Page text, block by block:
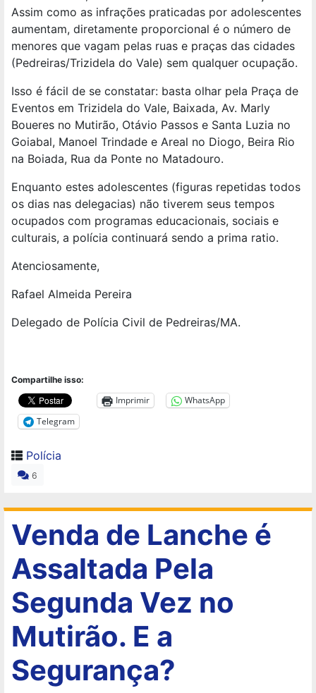
Assim como as infrações praticadas por adolescentes
aumentam, diretamente proporcional é o número de
menores que vagam pelas ruas e praças das cidades
(Pedreiras/Trizidela do Vale) sem qualquer ocupação.
Isso é fácil de se constatar: basta olhar pela Praça de
Eventos em Trizidela do Vale, Baixada, Av. Marly
Boueres no Mutirão, Otávio Passos e Santa Luzia no
Goiabal, Manoel Trindade e Areal no Diogo, Beira Rio
na Boiada, Rua da Ponte no Matadouro.
Enquanto estes adolescentes (figuras repetidas todos
os dias nas delegacias) não tiverem seus tempos
ocupados com programas educacionais, sociais e
culturais, a polícia continuará sendo a prima ratio.
Atenciosamente,
Rafael Almeida Pereira
Delegado de Polícia Civil de Pedreiras/MA.
Compartilhe isso:
Imprimir
WhatsApp
Telegram
Polícia
6
Venda de Lanche é
Assaltada Pela
Segunda Vez no
Mutirão. E a
Segurança?